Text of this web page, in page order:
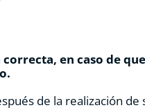
correcta, en caso de
de la realización